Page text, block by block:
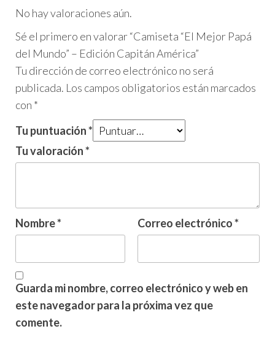
No hay valoraciones aún.
Sé el primero en valorar “Camiseta “El Mejor Papá
del Mundo” – Edición Capitán América”
Tu dirección de correo electrónico no será
publicada. Los campos obligatorios están marcados
con *
Tu puntuación*
Tu valoración*
Nombre* Correo electrónico*
Guarda mi nombre, correo electrónico y web en
este navegador para la próxima vez que
comente.